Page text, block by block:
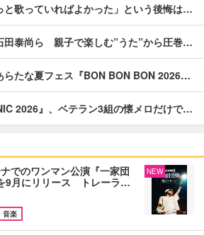
歌っていればよかった」という後悔は…
田泰尚ら 親子で楽しむ”うた”から圧巻…
らたな夏フェス『BON BON BON 2026…
2026』、ベテラン3組の懐メロだけで…
でのワンマン公演『一家団
9月にリリース トレーラ…
音楽
NEW